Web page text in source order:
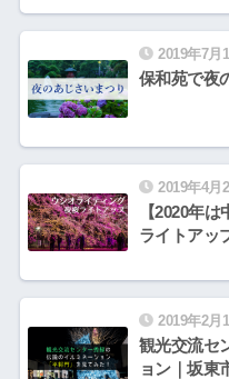
2019年7月
保和苑で夜
2019年4月
【2020年
ライトアッ
2019年2月
観光交流セ
ョン｜坂東